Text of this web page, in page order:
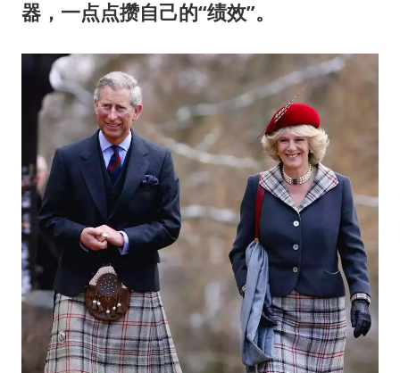
器，一点点攒自己的“绩效”。